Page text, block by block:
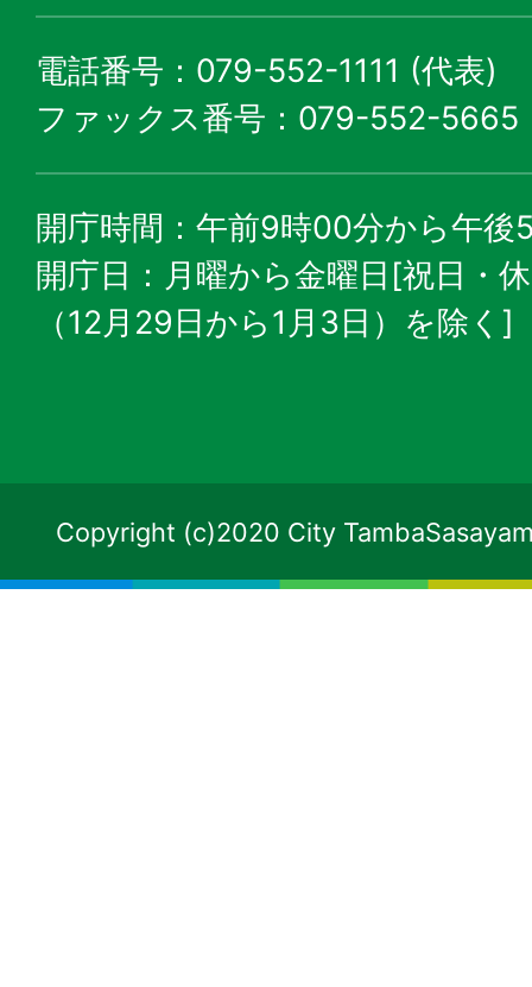
電話番号：079-552-1111 (代表)
ファックス番号：079-552-5665
開庁時間：午前9時00分から午後
開庁日：月曜から金曜日[祝日・
（12月29日から1月3日）を除く]
Copyright (c)2020 City